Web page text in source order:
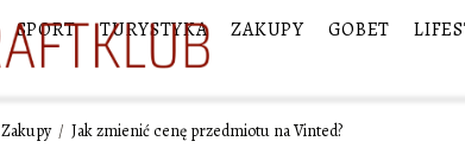
SPORT TURYSTYKA ZAKUPY GOBET
Zakupy / Jak zmienić cenę przedmiotu na Vinted?